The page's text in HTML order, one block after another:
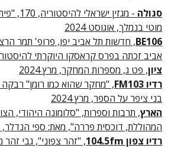
סגולה
- מגזין
מוטי בנמלך, אוגוסט 2024
BE106, חדשות תל אביב יפו, פרופ' תמר
אביב זכתה בפרס קראסקו היוקרתי להיסטוריה
ציון, פט ג, מספרות המחקר, מרץ 2024
רדיו FM103
, "מחקר שהוא כמו רומן"
בני ציפר על הספר, מרץ 2024
הארץ, תרבות וספרות, "סלומונה היהודי,
המהוללת, דוכסית פררה", מאת: ספי הנדלר, מרץ
רדיו צפון 104.5fm
, "זהר צפוני", גבי